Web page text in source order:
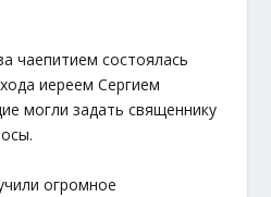
чаепитием состоялась
иереем Сергием
могли задать священнику
огромное